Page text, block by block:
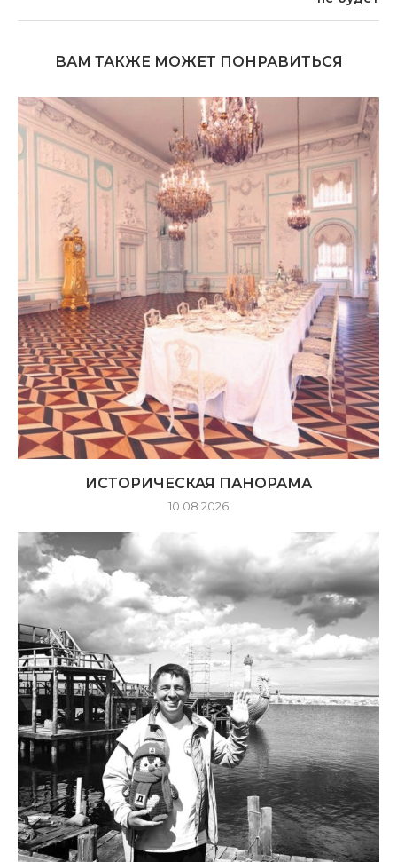
ВАМ ТАКЖЕ МОЖЕТ ПОНРАВИТЬСЯ
ИСТОРИЧЕСКАЯ ПАНОРАМА
10.08.2026